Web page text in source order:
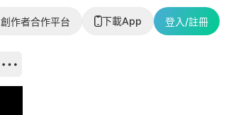
創作者合作平台 下載App 登入/註冊